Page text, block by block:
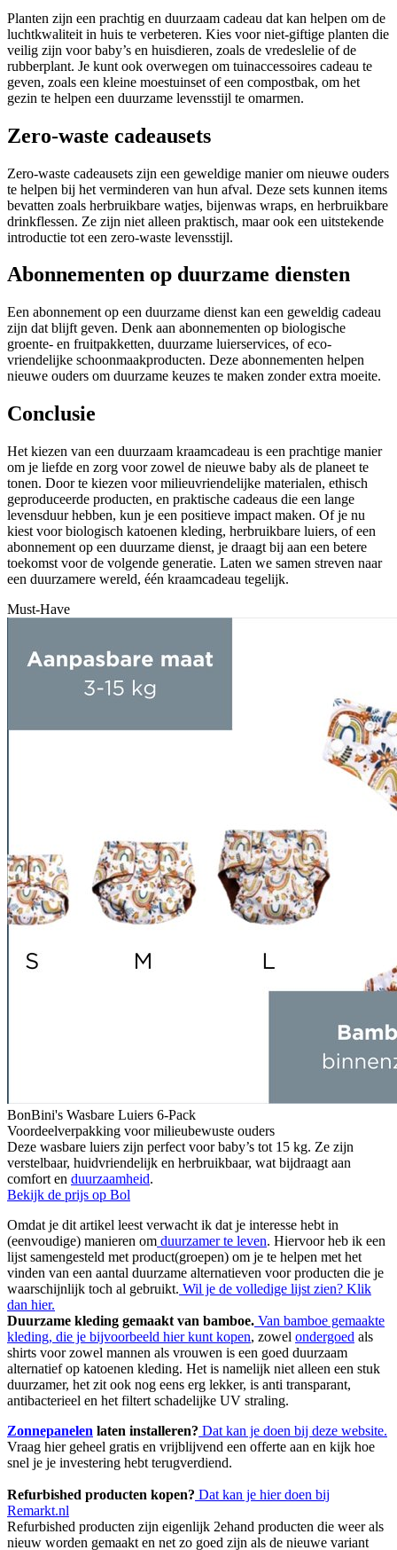
Planten zijn een prachtig en duurzaam cadeau dat kan helpen om de
luchtkwaliteit in huis te verbeteren. Kies voor niet-giftige planten die
veilig zijn voor baby’s en huisdieren, zoals de vredeslelie of de
rubberplant. Je kunt ook overwegen om tuinaccessoires cadeau te
geven, zoals een kleine moestuinset of een compostbak, om het
gezin te helpen een duurzame levensstijl te omarmen.
Zero-waste cadeausets
Zero-waste cadeausets zijn een geweldige manier om nieuwe ouders
te helpen bij het verminderen van hun afval. Deze sets kunnen items
bevatten zoals herbruikbare watjes, bijenwas wraps, en herbruikbare
drinkflessen. Ze zijn niet alleen praktisch, maar ook een uitstekende
introductie tot een zero-waste levensstijl.
Abonnementen op duurzame diensten
Een abonnement op een duurzame dienst kan een geweldig cadeau
zijn dat blijft geven. Denk aan abonnementen op biologische
groente- en fruitpakketten, duurzame luierservices, of eco-
vriendelijke schoonmaakproducten. Deze abonnementen helpen
nieuwe ouders om duurzame keuzes te maken zonder extra moeite.
Conclusie
Het kiezen van een duurzaam kraamcadeau is een prachtige manier
om je liefde en zorg voor zowel de nieuwe baby als de planeet te
tonen. Door te kiezen voor milieuvriendelijke materialen, ethisch
geproduceerde producten, en praktische cadeaus die een lange
levensduur hebben, kun je een positieve impact maken. Of je nu
kiest voor biologisch katoenen kleding, herbruikbare luiers, of een
abonnement op een duurzame dienst, je draagt bij aan een betere
toekomst voor de volgende generatie. Laten we samen streven naar
een duurzamere wereld, één kraamcadeau tegelijk.
Must-Have
BonBini's Wasbare Luiers 6-Pack
Voordeelverpakking voor milieubewuste ouders
Deze wasbare luiers zijn perfect voor baby’s tot 15 kg. Ze zijn
verstelbaar, huidvriendelijk en herbruikbaar, wat bijdraagt aan
comfort en duurzaamheid.
Bekijk de prijs op Bol
Omdat je dit artikel leest verwacht ik dat je interesse hebt in
(eenvoudige) manieren om duurzamer te leven. Hiervoor heb ik een
lijst samengesteld met product(groepen) om je te helpen met het
vinden van een aantal duurzame alternatieven voor producten die je
waarschijnlijk toch al gebruikt. Wil je de volledige lijst zien? Klik
dan hier.
Duurzame kleding gemaakt van bamboe. Van bamboe gemaakte
kleding, die je bijvoorbeeld hier kunt kopen, zowel ondergoed als
shirts voor zowel mannen als vrouwen is een goed duurzaam
alternatief op katoenen kleding. Het is namelijk niet alleen een stuk
duurzamer, het zit ook nog eens erg lekker, is anti transparant,
antibacterieel en het filtert schadelijke UV straling.
Zonnepanelen laten installeren? Dat kan je doen bij deze website.
Vraag hier geheel gratis en vrijblijvend een offerte aan en kijk hoe
snel je je investering hebt terugverdiend.
Refurbished producten kopen? Dat kan je hier doen bij
Remarkt.nl
Refurbished producten zijn eigenlijk 2ehand producten die weer als
nieuw worden gemaakt en net zo goed zijn als de nieuwe variant